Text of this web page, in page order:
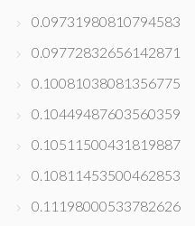
0.09731980810794583
0.09772832656142871
0.10081038081356775
0.10449487603560359
0.10511500431819887
0.10811453500462853
0.11198000533782626